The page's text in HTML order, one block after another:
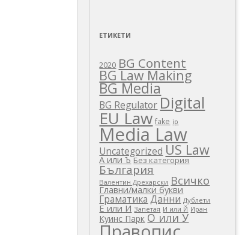
ЕТИКЕТИ
2020 BG Content
BG Law Making
BG Media
BG Regulator Digital
EU Law fake ip
Media Law
Uncategorized US Law
А или Ъ Без категория
България
Валентин Дрехарски Всичко
Главни/малки букви
Граматика Данни Дублети
Е или И Запетая И или Й Иран
Куинс Парк О или У